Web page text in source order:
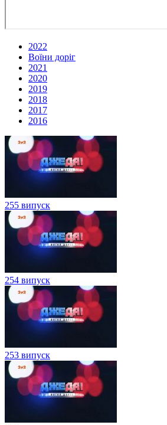
2022
Воїни доріг
2021
2020
2019
2018
2017
2016
255 випуск
254 випуск
253 випуск